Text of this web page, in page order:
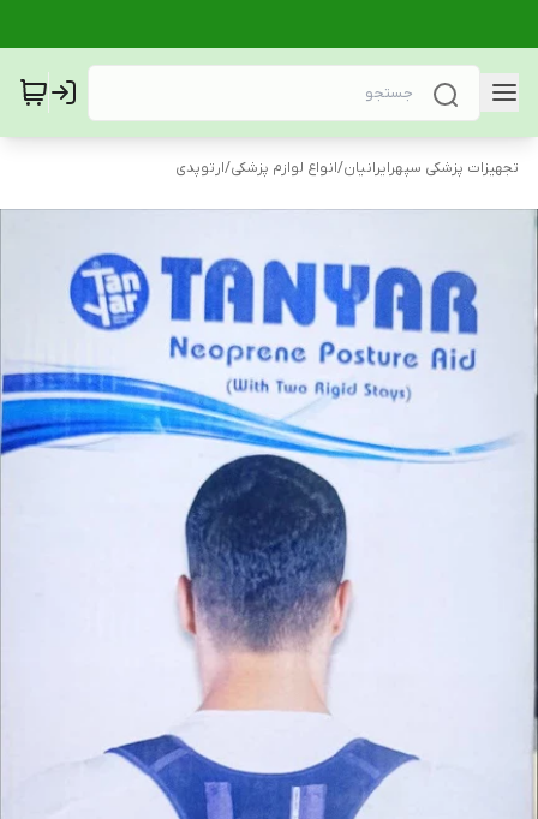
تجهیزات پزشکی سپهرایرانیان/انواع لوازم پزشکی/ارتوپدی